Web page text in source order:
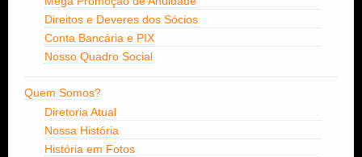
Direitos e Deveres dos Sócios
Conta Bancária e PIX
Nosso Quadro Social
Quem Somos?
Diretoria Atual
Nossa História
História em Fotos